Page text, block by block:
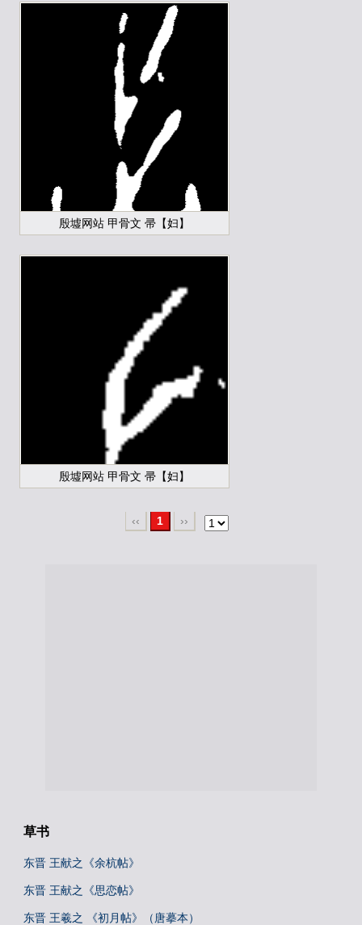
殷墟网站 甲骨文 帚【妇】
殷墟网站 甲骨文 帚【妇】
‹‹ 1 ››
草书
东晋 王献之《余杭帖》
东晋 王献之《思恋帖》
东晋 王羲之 《初月帖》（唐摹本）